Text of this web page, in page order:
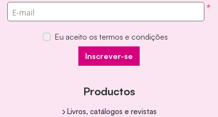
*
E-mail
Eu aceito os termos e condições
Inscrever-se
Productos
Livros, catálogos e revistas